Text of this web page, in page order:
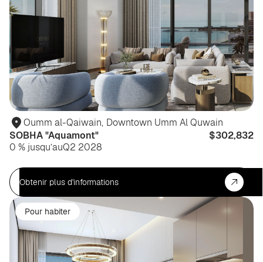
Oumm al-Qaiwain, Downtown Umm Al Quwain
SOBHA "Aquamont"
$302,832
0 % jusqu’auQ2 2028
Obtenir plus d'informations
Pour habiter